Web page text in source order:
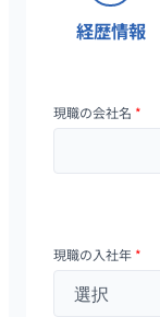
経歴情報
現職の会社名 *
現職の入社年 *